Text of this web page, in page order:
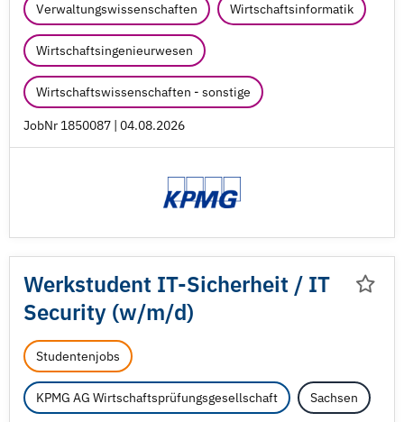
Verwaltungswissenschaften Wirtschaftsinformatik
Wirtschaftsingenieurwesen
Wirtschaftswissenschaften - sonstige
JobNr 1850087 | 04.08.2026
Werkstudent IT-Sicherheit / IT
Security (w/m/d)
Studentenjobs
KPMG AG Wirtschaftsprüfungsgesellschaft Sachsen